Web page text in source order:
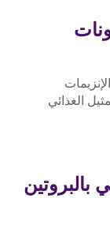
الغذائي